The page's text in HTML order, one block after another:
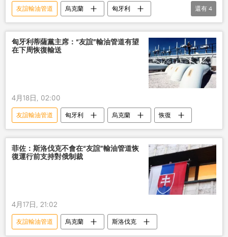
友誼輸油管道 烏克蘭
匈牙利
歐盟
歐洲 石油
經濟
俄羅斯
還有 4
匈牙利蒂薩黨主席：“友誼”輸油管道有望
在下周恢復輸送
4月18日, 02:00
友誼輸油管道 匈牙利 烏克蘭 恢復
菲佐：斯洛伐克不會在“友誼”輸油管道恢
復運行前支持對俄制裁
4月17日, 21:02
友誼輸油管道 烏克蘭 斯洛伐克